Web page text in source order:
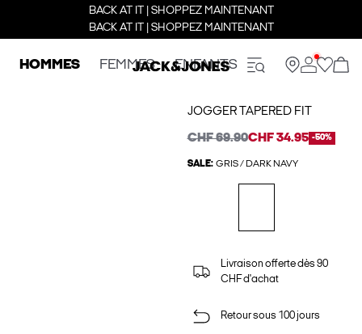
BACK AT IT | SHOPPEZ MAINTENANT
BACK AT IT | SHOPPEZ MAINTENANT
HOMMES FEMMES ENFANTS
JOGGER TAPERED FIT
CHF 69.90CHF 34.95 -50%
SALE: GRIS / DARK NAVY
Livraison offerte dès 90
CHF d'achat
Retour sous 100 jours